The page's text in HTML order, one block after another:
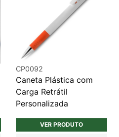
CP0092
Caneta Plástica com
Carga Retrátil
Personalizada
VER PRODUTO